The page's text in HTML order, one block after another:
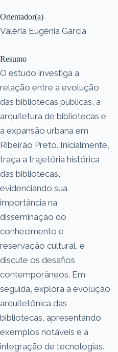
Orientador(a)
Valéria Eugênia Garcia
Resumo
O estudo investiga a
relação entre a evolução
das bibliotecas públicas, a
arquitetura de bibliotecas e
a expansão urbana em
Ribeirão Preto. Inicialmente,
traça a trajetória histórica
das bibliotecas,
evidenciando sua
importância na
disseminação do
conhecimento e
reservação cultural, e
discute os desafios
contemporâneos. Em
seguida, explora a evolução
arquitetônica das
bibliotecas, apresentando
exemplos notáveis e a
integração de tecnologias.